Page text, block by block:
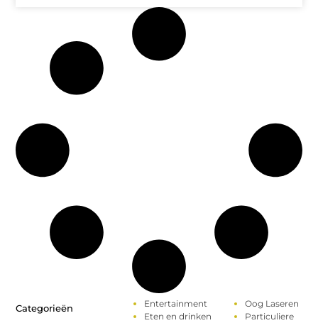
Categorieën
Entertainment
Eten en drinken
Oog Laseren
Particuliere